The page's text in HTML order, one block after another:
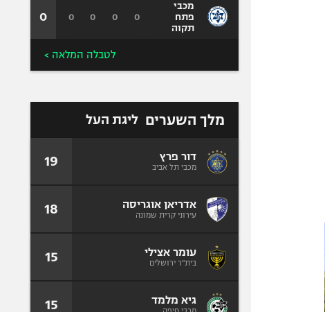
מכבי
פתח
תקוה
0
0
0
0
0
לטבלה המלאה >
מלך השערים ליגת העל
דור פרץ
מכבי תל אביב 19
אדריאן אוגריסה
עירוני קרית שמונה 18
עומר אצילי
בית"ר ירושלים 15
גיא מלמד
מכבי חיפה 15